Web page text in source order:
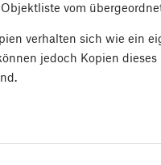
vom
verhalten sich wie ein
jedoch Kopien